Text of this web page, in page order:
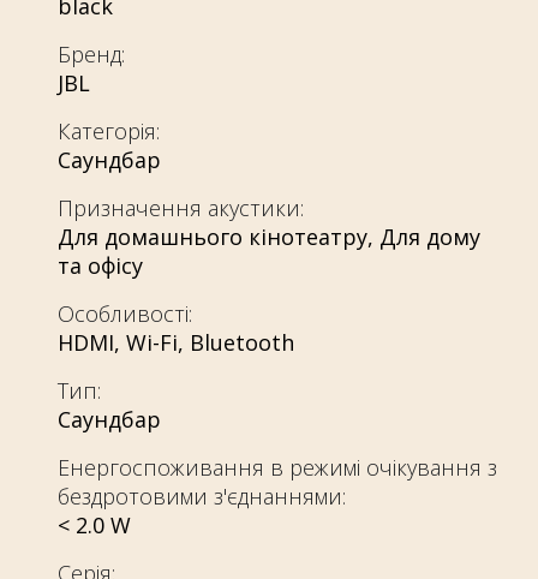
Бренд:
JBL
Категорія:
Саундбар
Призначення акустики:
Для домашнього кінотеатру, Для дому
та офісу
Особливості:
HDMI, Wi-Fi, Bluetooth
Тип:
Саундбар
Енергоспоживання в режимі очікування з
бездротовими з'єднаннями:
< 2.0 W
Серія: